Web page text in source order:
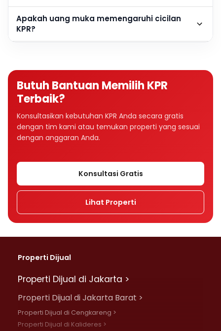
Apakah uang muka memengaruhi cicilan
KPR?
Apakah semakin besar DP semakin baik?
Bagaimana tenor memengaruhi cicilan KPR?
Tenor KPR 10, 15, atau 20 tahun, mana yang
Apakah suku bunga memengaruhi cicilan
KPR?
Apa perbedaan bunga fixed dan floating
dalam KPR?
Mengapa cicilan KPR bisa naik setelah
Apa perbedaan bunga flat, efektif, dan
anuitas?
Rumah Rp500 juta cicilannya berapa per
bulan?
Butuh Bantuan Memilih KPR
Terbaik?
Konsultasikan kebutuhan KPR Anda secara gratis
dengan tim kami atau temukan properti yang sesuai
dengan anggaran Anda.
Konsultasi Gratis
Lihat Properti
Properti Dijual
Properti Dijual di Jakarta >
Properti Dijual di Jakarta Barat >
Properti Dijual di Cengkareng >
Properti Dijual di Kalideres >